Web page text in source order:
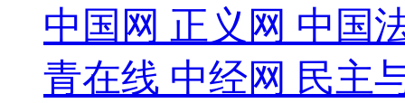
中国网 正义网 中国
青在线 中经网 民主